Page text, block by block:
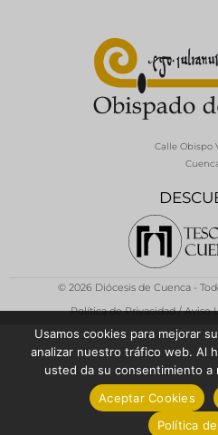
Calle Obispo
© 2026 Diócesis de Cuenca -
Política de Privacidad / Aviso
Usamos cookies para mejorar
analizar nuestro tráfico web. Al
usted da su consentimiento
Aceptar Cookies
Política